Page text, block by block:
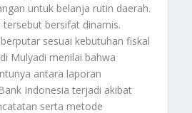
untuk belanja rutin daerah.
tersebut bersifat dinamis.
sesuai kebutuhan fiskal
Mulyadi menilai bahwa
antara laporan
Indonesia terjadi akibat
serta metode